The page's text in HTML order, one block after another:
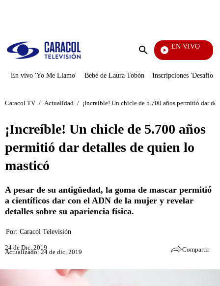
Enviar
EN VIVO
En vivo 'Yo Me Llamo' Bebé de Laura Tobón Inscripciones 'Desafío'
Caracol TV / Actualidad / ¡Increíble! Un chicle de 5.700 años permitió dar
¡Increíble! Un chicle de 5.700 años
permitió dar detalles de quien lo
masticó
A pesar de su antigüedad, la goma de mascar permitió
a científicos dar con el ADN de la mujer y revelar
detalles sobre su apariencia física.
Por: Caracol Televisión
24 de Dic, 2019
Actualizado: 24 de dic, 2019 Compartir